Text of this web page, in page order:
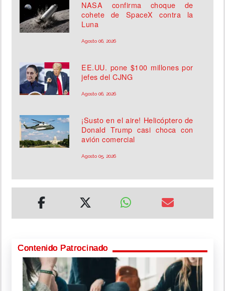
NASA confirma choque de
cohete de SpaceX contra la
Luna
Agosto 06, 2026
EE.UU. pone $100 millones por
jefes del CJNG
Agosto 06, 2026
¡Susto en el aire! Helicóptero de
Donald Trump casi choca con
avión comercial
Agosto 05, 2026
Contenido Patrocinado